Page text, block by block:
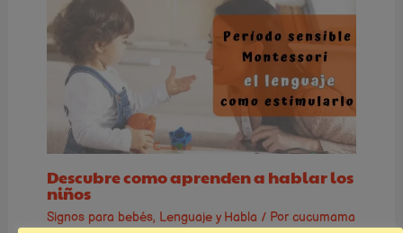
Descubre como aprenden a hablar los
niños
Signos para bebés, Lenguaje y Habla / Por cucumama